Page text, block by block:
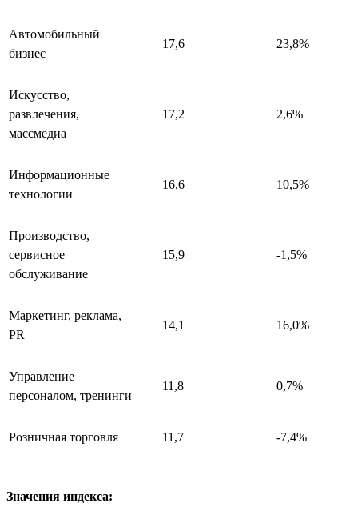
Автомобильный
бизнес
17,6 23,8%
Искусство,
развлечения,
массмедиа
17,2 2,6%
Информационные
технологии
16,6 10,5%
Производство,
сервисное
обслуживание
15,9 -1,5%
Маркетинг, реклама,
PR
14,1 16,0%
Управление
персоналом, тренинги
11,8 0,7%
Розничная торговля 11,7 -7,4%
Значения индекса: